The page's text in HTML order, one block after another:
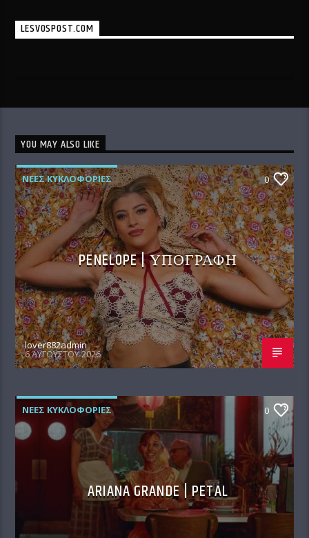
LESVOSPOST.COM
YOU MAY ALSO LIKE
ΝΕΕΣ ΚΥΚΛΟΦΟΡΙΕΣ 0
PENELOPE | ΥΠΟΓΡΑΦΗ
lover882admin
6 ΑΥΓΟΎΣΤΟΥ 2026
ΝΕΕΣ ΚΥΚΛΟΦΟΡΙΕΣ 0
ARIANA GRANDE | PETAL